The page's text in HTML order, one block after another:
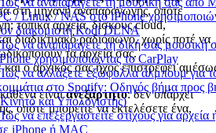
/ Linux / NAS στο iPhone
διακομιστή Kodi DLNA
να αναπαράγετε τη δική σας μουσική
χρησιμοποιώντας το CarPlay
να αλλάξετε εξώφυλλα άλμπουμ για
στο Spotify: Οδηγός βήμα προς
και Υπολογιστής)
να επεξεργαστείτε στίχους για αρχεία
iPhone ή MAC
στη μηχανή αναπαραγωγής, οπότε
τοπικά αρχεία, δίσκους cloud,
διαδικτυακό ραδιόφωνο, χωρίς ποτέ να
τα αρχεία σας.
ο αρχικός σας ήχος επιστρέφει
είναιανεξάρτητο: δεν υπάρχει
οπότε μπορείτε να εκτελέσετε ένα,